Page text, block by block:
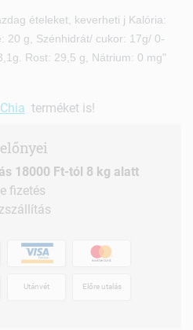
ételeket, keverheti j Kalória:
20 g, Szénhidrát/ cukor: 17g/ 0-
Rost: 29,5 g, Nátrium: 0 mg"
terméket is!
18000 Ft-tól 8 kg alatt
fizetés
Utánvét Előre utalás